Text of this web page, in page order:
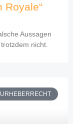
Royale“
Aussagen
nicht.
URHEBERRECHT